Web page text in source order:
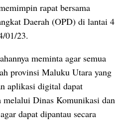
rapat bersama
Daerah (OPD) di lantai 4
01/23.
meminta agar semua
provinsi Maluku Utara yang
aplikasi digital dapat
melalui Dinas Komunikasi dan
dapat dipantau secara